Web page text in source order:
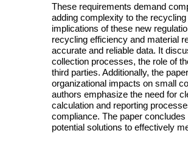
These requirements demand
adding complexity to the
implications of these new
recycling efficiency and material
accurate and reliable data. It
collection processes, the role of
third parties. Additionally, the
organizational impacts on small
authors emphasize the need for
calculation and reporting
compliance. The paper
potential solutions to effectively